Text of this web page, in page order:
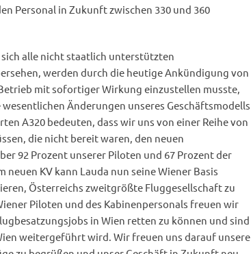
Personal in Zukunft zwischen 330 und 360
alle nicht staatlich unterstützten
werden durch die heutige Ankündigung von
mit sofortiger Wirkung einzustellen musste,
Änderungen unseres Geschäftsmodells
A320 bedeuten, dass wir uns von einer Reihe von
die nicht bereit waren, den neuen
92 Prozent unserer Piloten und 67 Prozent der
KV kann Lauda nun seine Wiener Basis
Österreichs zweitgrößte Fluggesellschaft zu
Piloten und des Kabinenpersonals freuen wir
in Wien retten zu können und sind
weitergeführt wird. Wir freuen uns darauf unsere